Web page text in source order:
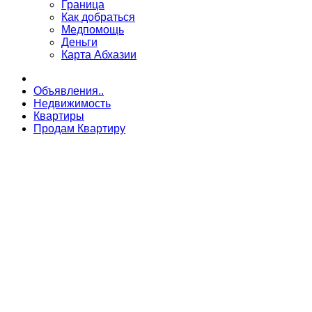
Граница
Как добраться
Медпомощь
Деньги
Карта Абхазии
Объявления..
Недвижимость
Квартиры
Продам Квартиру